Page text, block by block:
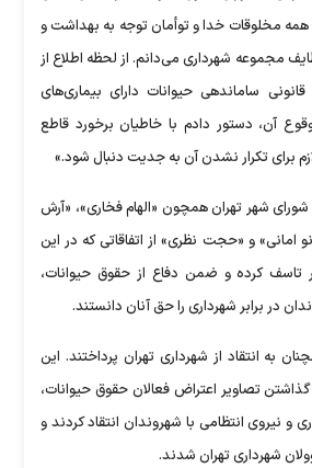
همه مخلوقات خدا و توأمان توجه به بهداشت و
مجموعه شهرداری می‌دانم. از لحظه اطلاع از
ساماندهی حیوانات دارای بیماری‌های
آن، دستور دادم با خاطیان برخورد قاطع
برای تکرار نشدن آن به جدیت دنبال شود.»
شهر تهران همچون «الهام فخاری»، «آرش
امانی» و «حجت نظری» از اتفاقاتی که در این
تاسف کرده و ضمن دفاع از حقوق حیوانات،
در برابر شهرداری را حق آنان دانستند.
به انتقاد از شهرداری تهران پرداختند. این
تصاویر اعتراض فعالان حقوق حیوانات،
و نیروی انتظامی با شهروندان انتقاد کردند و
شهرداری تهران شدند.